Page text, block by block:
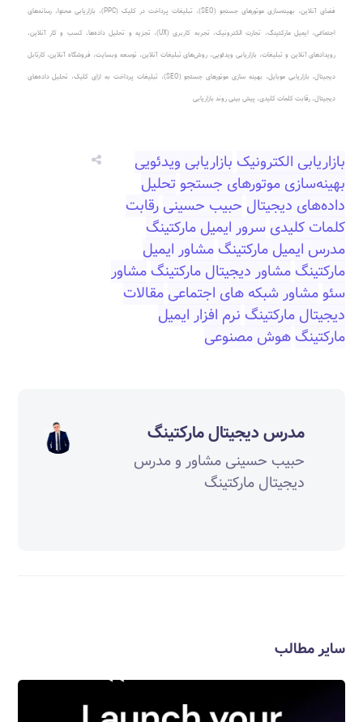
فضای آنلاین، بهینه‌سازی موتورهای جستجو (SEO) ، تبلیغات پرداخت در کلیک (PPC) ، بازاریابی محتوا، رسانه‌های
اجتماعی، ایمیل مارکتینگ، تجارت الکترونیک، تجربه کاربری (UX)، تجزیه و تحلیل داده‌ها، کسب و کار آنلاین،
رویدادهای آنلاین و تبلیغات، بازاریابی ویدئویی، روش‌های تبلیغات آنلاین، توسعه وبسایت، فروشگاه آنلاین، کارتابل
دیجیتال، بازاریابی موبایل، بهینه سازی موتورهای جستجو (SEO)، تبلیغات پرداخت به ازای کلیک، تحلیل داده‌های
دیجیتال، رقابت کلمات کلیدی، پیش بینی روند بازاریابی
بازاریابی الکترونیک بازاریابی ویدئویی
بهینه‌سازی موتورهای جستجو تحلیل
داده‌های دیجیتال حبیب حسینی رقابت
کلمات کلیدی سرور ایمیل مارکتینگ
مدرس ایمیل مارکتینگ مشاور ایمیل
مارکتینگ مشاور دیجیتال مارکتینگ مشاور
سئو مشاور شبکه های اجتماعی مقالات
دیجیتال مارکتینگ نرم افزار ایمیل
مارکتینگ هوش مصنوعی‎‎
مدرس دیجیتال مارکتینگ
حبیب حسینی مشاور و مدرس
دیجیتال مارکتینگ
سایر مطالب